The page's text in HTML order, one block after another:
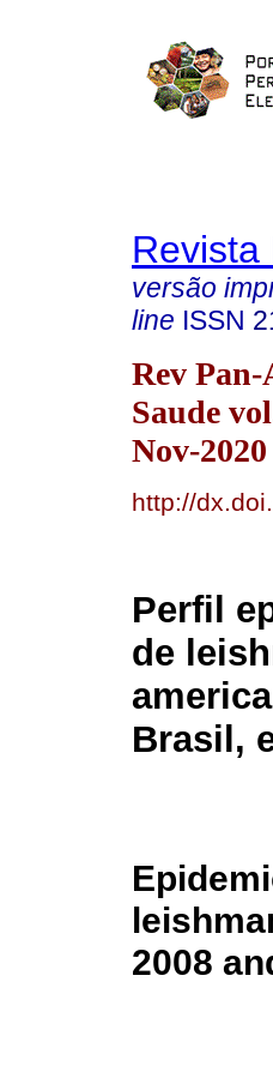
Revista
versão
line ISSN
Rev Pan-
Saude
Nov-2020
http://
Perfil
de
Brasil,
2008